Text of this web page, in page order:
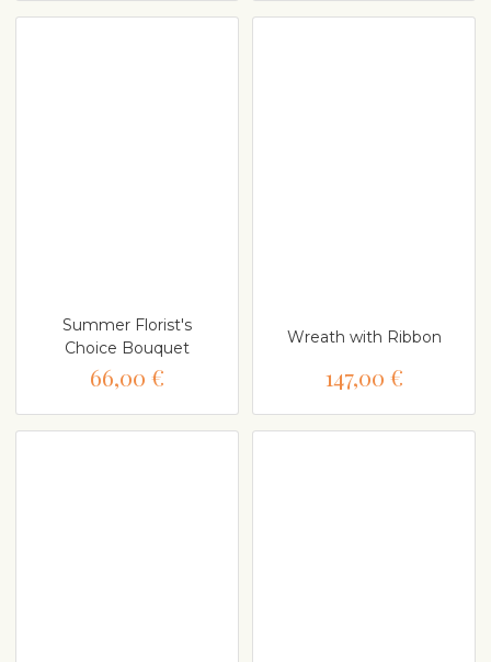
Summer Florist's
Choice Bouquet
66,00 €
Wreath with Ribbon
147,00 €